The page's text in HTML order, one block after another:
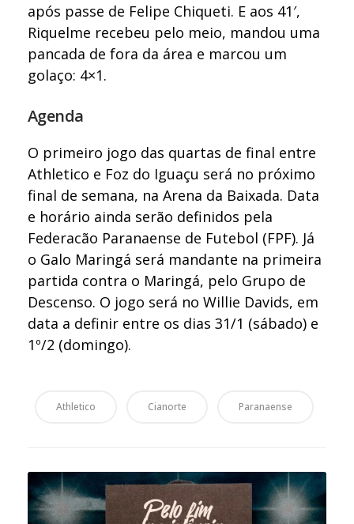
após passe de Felipe Chiqueti. E aos 41′,
Riquelme recebeu pelo meio, mandou uma
pancada de fora da área e marcou um
golaço: 4×1.
Agenda
O primeiro jogo das quartas de final entre
Athletico e Foz do Iguaçu será no próximo
final de semana, na Arena da Baixada. Data
e horário ainda serão definidos pela
Federacão Paranaense de Futebol (FPF). Já
o Galo Maringá será mandante na primeira
partida contra o Maringá, pelo Grupo de
Descenso. O jogo será no Willie Davids, em
data a definir entre os dias 31/1 (sábado) e
1º/2 (domingo).
Athletico Cianorte Paranaense